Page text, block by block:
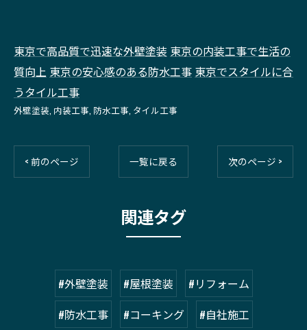
東京で高品質で迅速な外壁塗装 東京の内装工事で生活の
質向上 東京の安心感のある防水工事 東京でスタイルに合
うタイル工事
外壁塗装 内装工事 防水工事 タイル工事
< 前のページ 一覧に戻る 次のページ >
関連タグ
#外壁塗装 #屋根塗装
#リフォーム
#防水工事
#コーキング #自社施工